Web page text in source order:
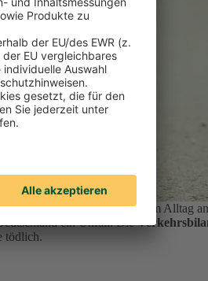
der Befragten ihr Auto im Alltag
ein Unfall. Die
tödlich.